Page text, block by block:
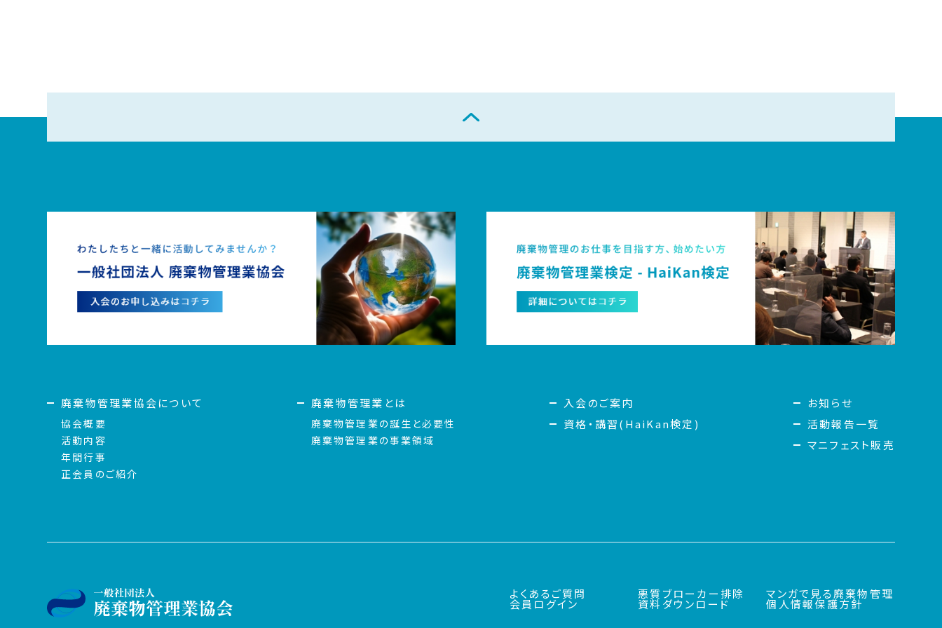
廃棄物管理業協会について
協会概要
活動内容
年間行事
正会員のご紹介
廃棄物管理業とは
廃棄物管理業の誕生と必要性
廃棄物管理業の事業領域
入会のご案内
資格・講習(HaiKan検定)
お知らせ
活動報告一覧
マニフェスト販売
よくあるご質問 悪質ブローカー排除 マンガで見る廃棄物管理
会員ログイン 資料ダウンロード 個人情報保護方針